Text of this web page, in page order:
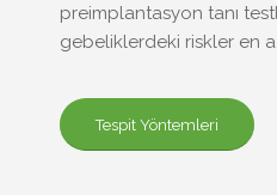
preimplantasyon tanı
gebeliklerdeki riskler en
Tespit Yöntemleri